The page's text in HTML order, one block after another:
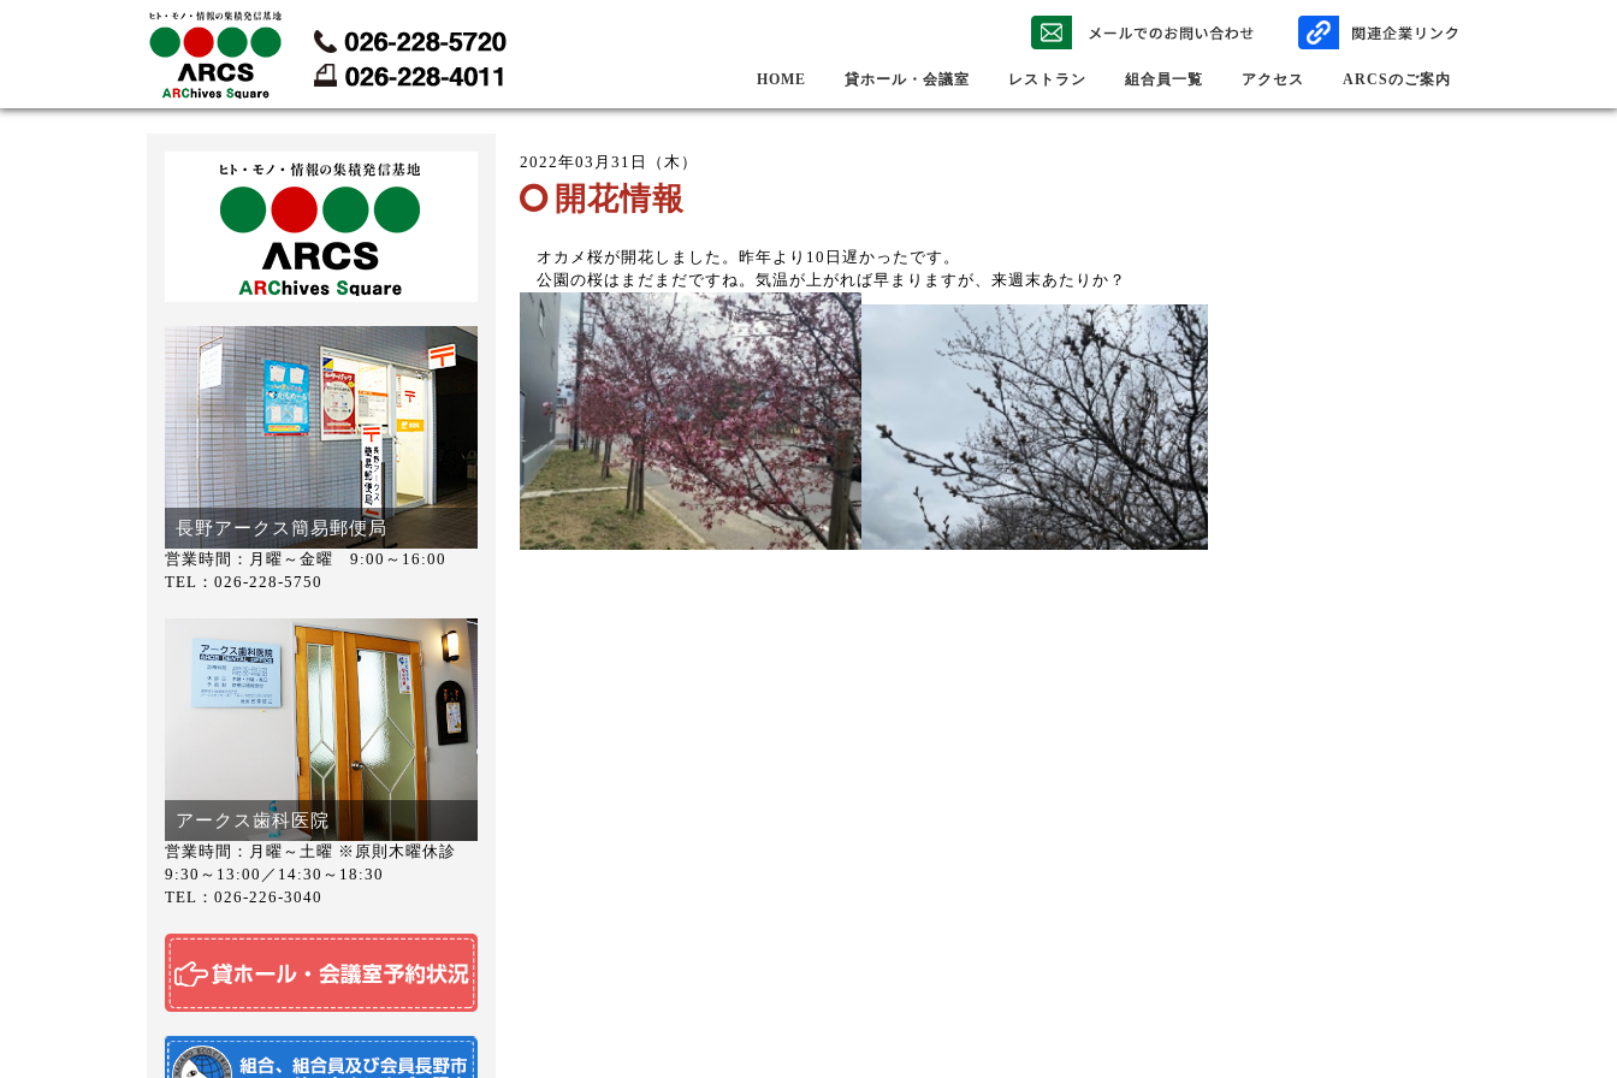
HOME 貸ホール・会議室 レストラン 組合員一覧 アクセス ARCSのご案内
長野アークス簡易郵便局
営業時間：月曜～金曜 9:00～16:00
TEL：026-228-5750
アークス歯科医院
営業時間：月曜～土曜 ※原則木曜休診
9:30～13:00／14:30～18:30
TEL：026-226-3040
2022年03月31日（木）
開花情報
オカメ桜が開花しました。昨年より10日遅かったです。
公園の桜はまだまだですね。気温が上がれば早まりますが、来週末あたりか？